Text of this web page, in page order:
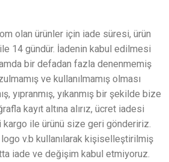
olan ürünler için iade süresi, ürün
14 gündür. İadenin kabul edilmesi
bir defadan fazla denenmemiş
ve kullanılmamış olması
yıpranmış, yıkanmış bir şekilde bize
kayıt altına alırız, ücret iadesi
kargo ile ürünü size geri göndeririz.
v.b kullanılarak kişiselleştirilmiş
iade ve değişim kabul etmiyoruz.